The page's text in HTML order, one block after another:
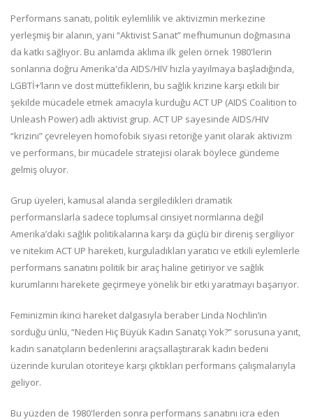
Performans sanatı, politik eylemlilik ve aktivizmin merkezine
yerleşmiş bir alanın, yani “Aktivist Sanat” mefhumunun doğmasına
da katkı sağlıyor. Bu anlamda aklıma ilk gelen örnek 1980'lerin
sonlarına doğru Amerika'da AIDS/HIV hızla yayılmaya başladığında,
LGBTİ+’ların ve dost müttefiklerin, bu sağlık krizine karşı etkili bir
şekilde mücadele etmek amacıyla kurduğu ACT UP (AIDS Coalition to
Unleash Power) adlı aktivist grup. ACT UP sayesinde AIDS/HIV
“krizini” çevreleyen homofobik siyasi retoriğe yanıt olarak aktivizm
ve performans, bir mücadele stratejisi olarak böylece gündeme
gelmiş oluyor.
Grup üyeleri, kamusal alanda sergiledikleri dramatik
performanslarla sadece toplumsal cinsiyet normlarına değil
Amerika’daki sağlık politikalarına karşı da güçlü bir direniş sergiliyor
ve nitekim ACT UP hareketi, kurguladıkları yaratıcı ve etkili eylemlerle
performans sanatını politik bir araç haline getiriyor ve sağlık
kurumlarını harekete geçirmeye yönelik bir etki yaratmayı başarıyor.
Feminizmin ikinci hareket dalgasıyla beraber Linda Nochlin’in
sorduğu ünlü, “Neden Hiç Büyük Kadın Sanatçı Yok?” sorusuna yanıt,
kadın sanatçıların bedenlerini araçsallaştırarak kadın bedeni
üzerinde kurulan otoriteye karşı çıktıkları performans çalışmalarıyla
geliyor.
Bu yüzden de 1980'lerden sonra performans sanatını icra eden